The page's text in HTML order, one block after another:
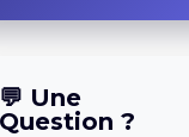
💬 Une
Question ?
WordPress